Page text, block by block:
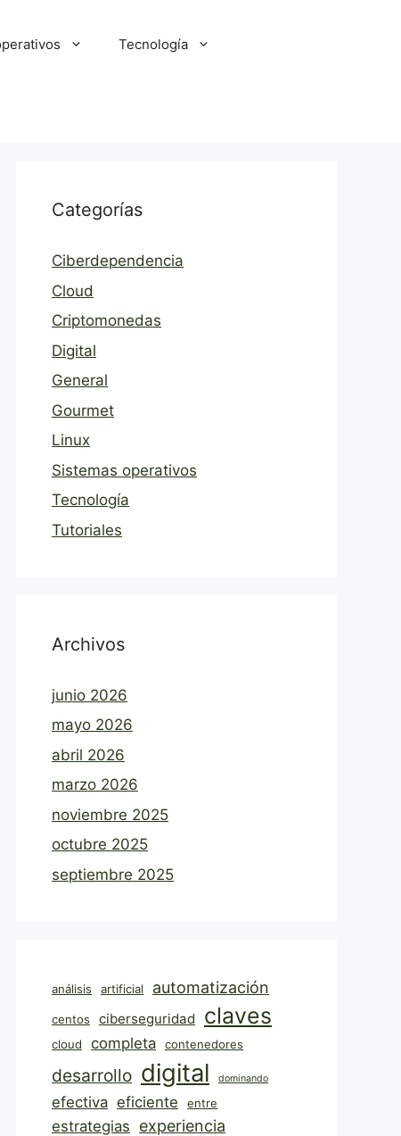
Tecnología
Categorías
Ciberdependencia
Cloud
Criptomonedas
Digital
General
Gourmet
Linux
Sistemas operativos
Tecnología
Tutoriales
Archivos
junio 2026
mayo 2026
abril 2026
marzo 2026
noviembre 2025
octubre 2025
septiembre 2025
análisis artificial automatización
centos ciberseguridad claves
cloud completa contenedores
desarrollo digital dominando
efectiva eficiente entre
estrategias experiencia